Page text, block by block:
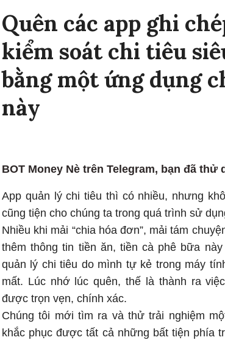
Quên các app ghi
kiểm soát chi tiêu
bằng một ứng dụng
này
BOT Money Nè trên Telegram, bạn đã thử
App quản lý chi tiêu thì có nhiều, nhưng
cũng tiện cho chúng ta trong quá trình sử
Nhiều khi mải “chia hóa đơn”, mải tám
thêm thông tin tiền ăn, tiền cà phê bữa
quản lý chi tiêu do mình tự kẻ trong máy
mất. Lúc nhớ lúc quên, thế là thành ra
được trọn vẹn, chính xác.
Chúng tôi mới tìm ra và thử trải nghiệm
khắc phục được tất cả những bất tiện phía